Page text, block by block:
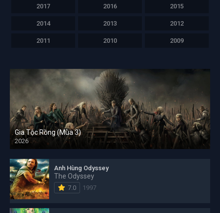
2017 2016 2015
2014 2013 2012
2011 2010 2009
Gia Tộc Rồng (Mùa 3)
2026
Anh Hùng Odyssey
The Odyssey
7.0 1997